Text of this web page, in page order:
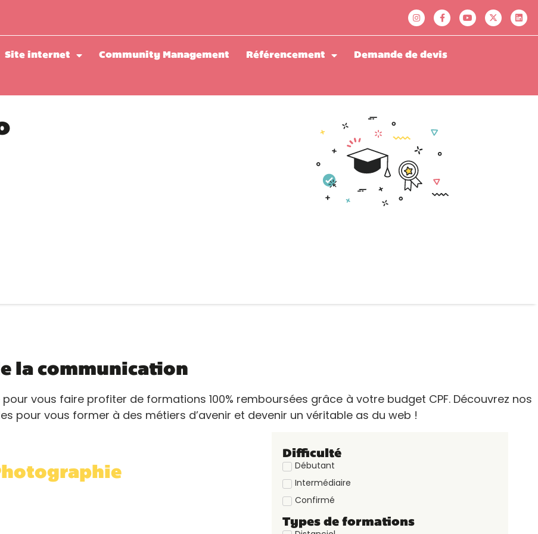
Site internet Community Management Référencement Demande de devis
la communication
vous faire profiter de formations 100% remboursées grâce à votre budget CPF. Découvrez nos
pour vous former à des métiers d’avenir et devenir un véritable as du web !
Difficulté
Débutant
Intermédiaire
Confirmé
Types de formations